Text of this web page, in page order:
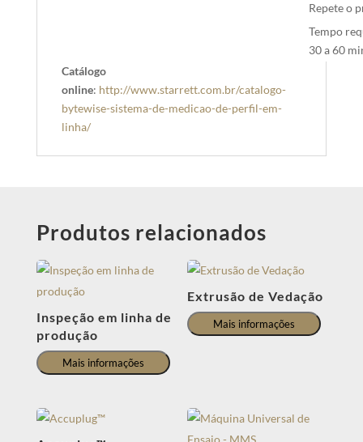
Repete o
Tempo
30 a 60
Catálogo
online: http://www.starrett.com.br/catalogo-
bytewise-sistema-de-medicao-de-perfil-em-
linha/
Produtos relacionados
Inspeção em linha de
produção
Mais informações
Extrusão de Vedação
Mais informações